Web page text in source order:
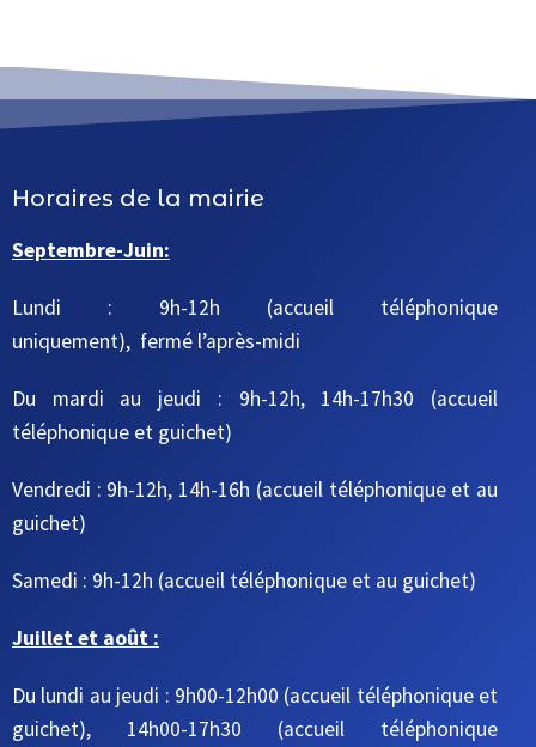
Horaires de la mairie
Septembre-Juin:
Lundi : 9h-12h (accueil téléphonique
uniquement), fermé l’après-midi
Du mardi au jeudi : 9h-12h, 14h-17h30 (accueil
téléphonique et guichet)
Vendredi : 9h-12h, 14h-16h (accueil téléphonique et au
guichet)
Samedi : 9h-12h (accueil téléphonique et au guichet)
Juillet et août :
Du lundi au jeudi : 9h00-12h00 (accueil téléphonique et
guichet), 14h00-17h30 (accueil téléphonique